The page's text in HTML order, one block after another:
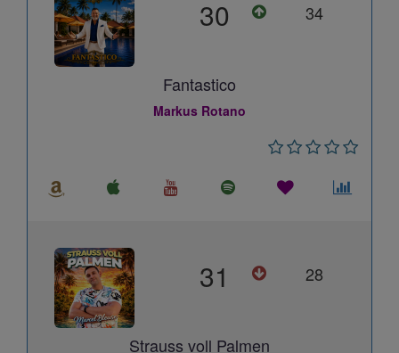
30 34
Fantastico
Markus Rotano
31 28
Strauss voll Palmen